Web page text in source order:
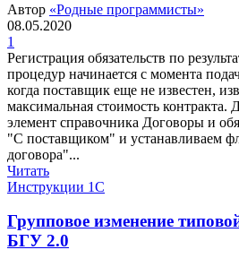
Автор «Родные программисты»
08.05.2020
1
Регистрация обязательств по
процедур начинается с момента
когда поставщик еще не известен,
максимальная стоимость контракта.
элемент справочника Договоры и
"С поставщиком" и устанавливаем
договора"...
Читать
Инструкции 1С
Групповое изменение
БГУ 2.0